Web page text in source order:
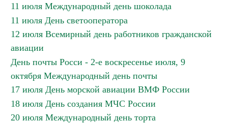
11 июля Международный день шоколада
11 июля День светооператора
12 июля Всемирный день работников гражданской
авиации
День почты Росси - 2-е воскресенье июля, 9
октября Международный день почты
17 июля День морской авиации ВМФ России
18 июля День создания МЧС России
20 июля Международный день торта